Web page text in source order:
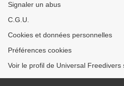
Signaler un abus
C.G.U.
Cookies et données personnelles
Préférences cookies
Voir le profil de Universal Freedivers